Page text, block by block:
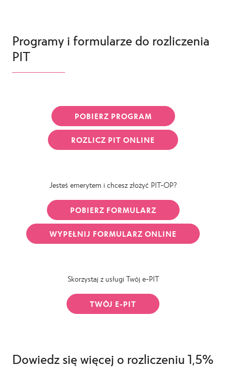
Programy i formularze do rozliczenia
PIT
POBIERZ PROGRAM
ROZLICZ PIT ONLINE
Jesteś emerytem i chcesz złożyć PIT-OP?
POBIERZ FORMULARZ
WYPEŁNIJ FORMULARZ ONLINE
Skorzystaj z usługi Twój e-PIT
TWÓJ E-PIT
Dowiedz się więcej o rozliczeniu 1,5%